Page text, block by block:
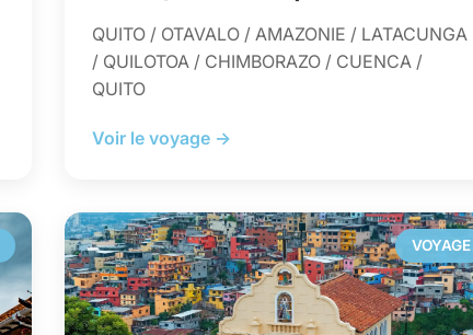
QUITO / OTAVALO / AMAZONIE / LATACUNGA
/ QUILOTOA / CHIMBORAZO / CUENCA /
QUITO
Voir le voyage →
VOYAGE